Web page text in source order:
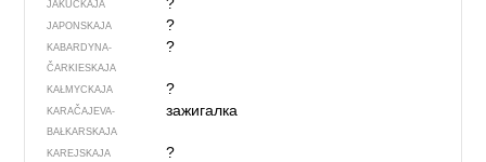
JAKUCKAJA
JAPONSKAJA ?
KABARDYNA-
ČARKIESKAJA
?
KAŁMYCKAJA ?
KARAČAJEVA-
BAŁKARSKAJA
зажигалка
KAREJSKAJA ?